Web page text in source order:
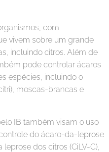
com
vivem sobre um grande
incluindo citros. Além de
pode controlar ácaros
espécies, incluindo o
moscas-brancas e
IB também visam o uso
do ácaro-da-leprose
dos citros (CiLV-C),